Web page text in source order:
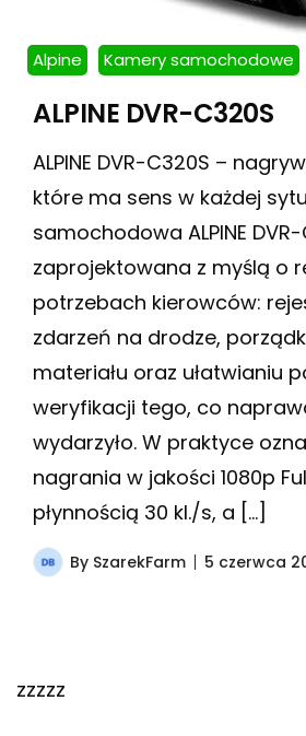
Alpine Kamery samochodowe
ALPINE DVR-C320S
ALPINE DVR-C320S –
które ma sens w każdej
samochodowa ALPINE
zaprojektowana z myślą o
potrzebach kierowców:
zdarzeń na drodze,
materiału oraz ułatwianiu
weryfikacji tego, co
wydarzyło. W praktyce
nagrania w jakości 1080p
płynnością 30 kl./s, a […]
By SzarekFarm 5 czerwca
zzzzz